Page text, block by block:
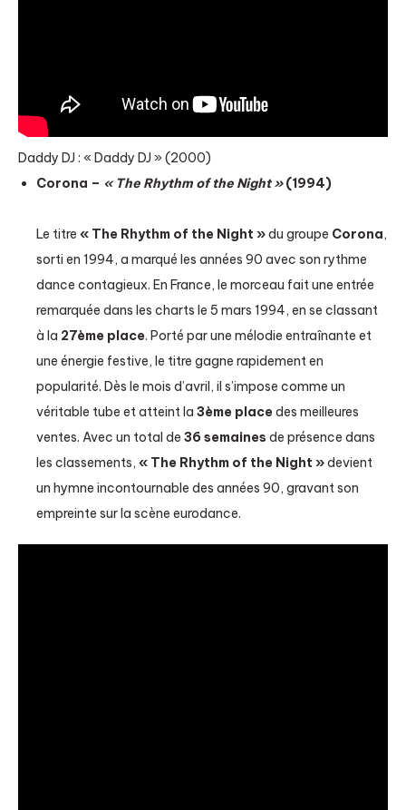
Daddy DJ : « Daddy DJ » (2000)
Corona – « The Rhythm of the Night »(1994)
Le titre « The Rhythm of the Night »du groupe Corona,
sorti en 1994, a marqué les années 90 avec son rythme
dance contagieux. En France, le morceau fait une entrée
remarquée dans les charts le 5 mars 1994, en se classant
à la 27ème place. Porté par une mélodie entraînante et
une énergie festive, le titre gagne rapidement en
popularité. Dès le mois d’avril, il s’impose comme un
véritable tube et atteint la 3ème placedes meilleures
ventes. Avec un total de 36 semaines de présence dans
les classements, « The Rhythm of the Night »devient
un hymne incontournable des années 90, gravant son
empreinte sur la scène eurodance.